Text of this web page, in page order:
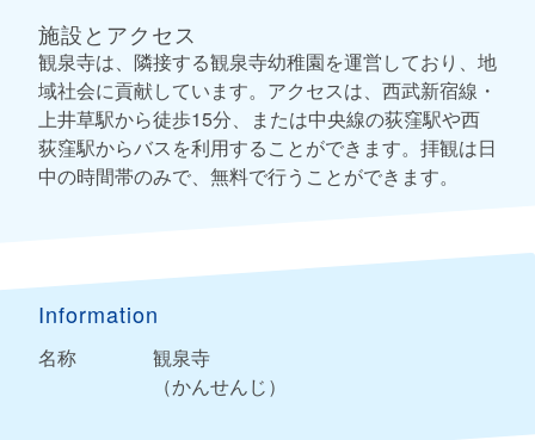
施設とアクセス
観泉寺は、隣接する観泉寺幼稚園を運営しており、地
域社会に貢献しています。アクセスは、西武新宿線・
上井草駅から徒歩15分、または中央線の荻窪駅や西
荻窪駅からバスを利用することができます。拝観は日
中の時間帯のみで、無料で行うことができます。
Information
名称
観泉寺
（かんせんじ）